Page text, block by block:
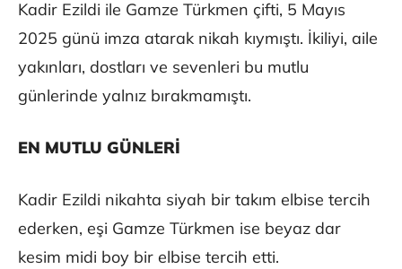
Kadir Ezildi ile Gamze Türkmen çifti, 5 Mayıs
2025 günü imza atarak nikah kıymıştı. İkiliyi, aile
yakınları, dostları ve sevenleri bu mutlu
günlerinde yalnız bırakmamıştı.
EN MUTLU GÜNLERİ
Kadir Ezildi nikahta siyah bir takım elbise tercih
ederken, eşi Gamze Türkmen ise beyaz dar
kesim midi boy bir elbise tercih etti.